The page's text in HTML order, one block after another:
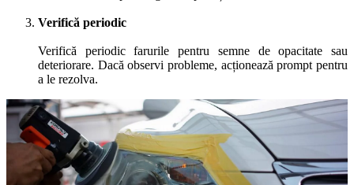
Verifică periodic
Verifică periodic farurile pentru semne de opacitate sau
deteriorare. Dacă observi probleme, acționează prompt pentru
a le rezolva.